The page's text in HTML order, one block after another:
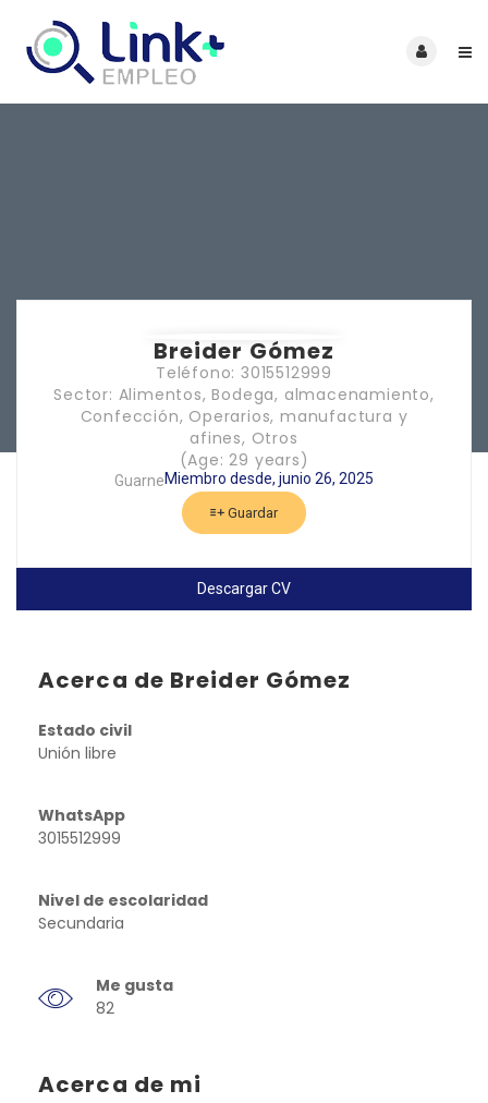
Breider Gómez
Teléfono: 3015512999
Sector: Alimentos, Bodega, almacenamiento,
Confección, Operarios, manufactura y
afines, Otros
(Age: 29 years)
GuarneMiembro desde, junio 26, 2025
Guardar
Descargar CV
Acerca de Breider Gómez
Estado civil
Unión libre
WhatsApp
3015512999
Nivel de escolaridad
Secundaria
Me gusta
82
Acerca de mi